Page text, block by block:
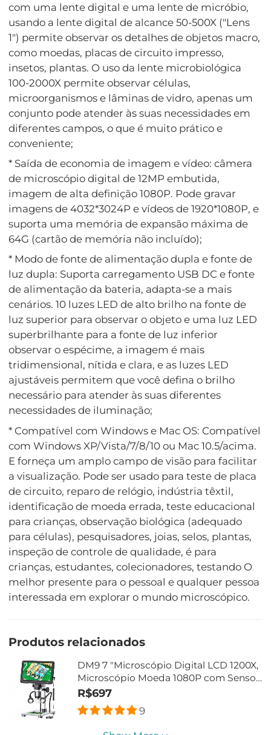
com uma lente digital e uma lente de micróbio,
usando a lente digital de alcance 50-500X ("Lens
1") permite observar os detalhes de objetos macro,
como moedas, placas de circuito impresso,
insetos, plantas. O uso da lente microbiológica
100-2000X permite observar células,
microorganismos e lâminas de vidro, apenas um
conjunto pode atender às suas necessidades em
diferentes campos, o que é muito prático e
conveniente;
* Saída de economia de imagem e vídeo: câmera
de microscópio digital de 12MP embutida,
imagem de alta definição 1080P. Pode gravar
imagens de 4032*3024P e vídeos de 1920*1080P, e
suporta uma memória de expansão máxima de
64G (cartão de memória não incluído);
* Modo de fonte de alimentação dupla e fonte de
luz dupla: Suporta carregamento USB DC e fonte
de alimentação da bateria, adapta-se a mais
cenários. 10 luzes LED de alto brilho na fonte de
luz superior para observar o objeto e uma luz LED
superbrilhante para a fonte de luz inferior
observar o espécime, a imagem é mais
tridimensional, nítida e clara, e as luzes LED
ajustáveis permitem que você defina o brilho
necessário para atender às suas diferentes
necessidades de iluminação;
* Compatível com Windows e Mac OS: Compatível
com Windows XP/Vista/7/8/10 ou Mac 10.5/acima.
E forneça um amplo campo de visão para facilitar
a visualização. Pode ser usado para teste de placa
de circuito, reparo de relógio, indústria têxtil,
identificação de moeda errada, teste educacional
para crianças, observação biológica (adequado
para células), pesquisadores, joias, selos, plantas,
inspeção de controle de qualidade, é para
crianças, estudantes, colecionadores, testando O
melhor presente para o pessoal e qualquer pessoa
interessada em explorar o mundo microscópico.
Produtos relacionados
DM9 7 "Microscópio Digital LCD 1200X,
Microscópio Moeda 1080P com Sensor
de Câmera de 12MP, Controle Remoto
com Fio, 10 Luzes LED, Microscópio
Eletrônico de Soldagem para Adultos,
Compatível com Windows/Mac OS
R$697
9